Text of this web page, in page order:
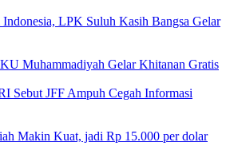
LPK Suluh Kasih Bangsa Gelar
Muhammadiyah Gelar Khitanan Gratis
Sebut JFF Ampuh Cegah Informasi
Makin Kuat, jadi Rp 15.000 per dolar